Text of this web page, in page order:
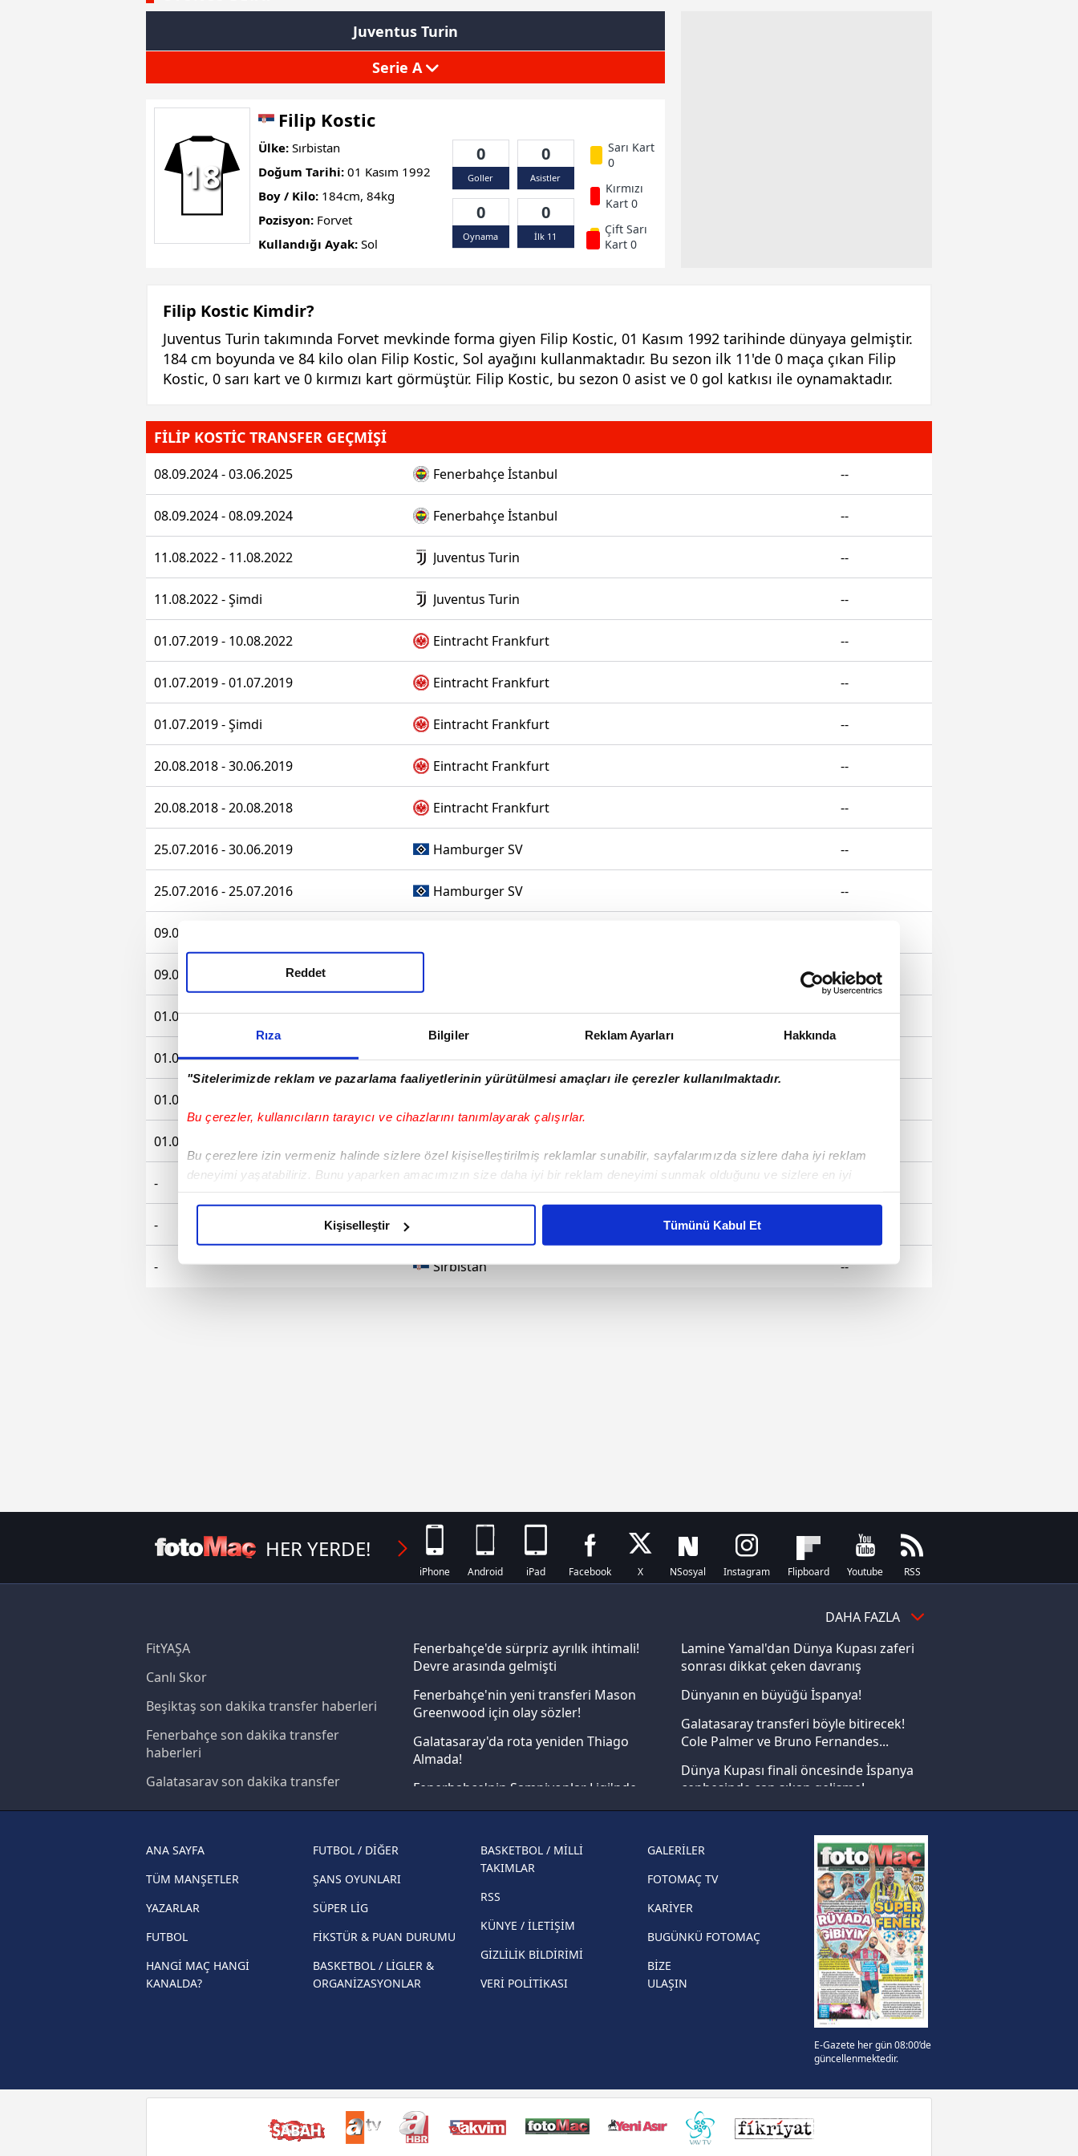
Rıza Bilgiler Reklam Ayarları Hakkında
"Sitelerimizde reklam ve pazarlama faaliyetlerinin yürütülmesi amaçları ile çerezler kullanılmaktadır.
Bu çerezler, kullanıcıların tarayıcı ve cihazlarını tanımlayarak çalışırlar.
Bu çerezlere izin vermeniz halinde sizlere özel kişiselleştirilmiş reklamlar sunabilir, sayfalarımızda sizlere daha iyi reklam
deneyimi yaşatabiliriz. Bunu yaparken amacımızın size daha iyi bir reklam deneyimi sunmak olduğunu ve sizlere en iyi
Reddet
Kişiselleştir Tümünü Kabul Et
Juventus Turin
Serie A
18
Filip Kostic
Ülke: Sırbistan
Doğum Tarihi: 01 Kasım 1992
Boy / Kilo: 184cm, 84kg
Pozisyon: Forvet
Kullandığı Ayak: Sol
0
Goller
0
Asistler
0
Oynama
0
İlk 11
Sarı Kart
0
Kırmızı
Kart 0
Çift Sarı
Kart 0
Filip Kostic Kimdir?
Juventus Turin takımında Forvet mevkinde forma giyen Filip Kostic, 01 Kasım 1992 tarihinde dünyaya gelmiştir.
184 cm boyunda ve 84 kilo olan Filip Kostic, Sol ayağını kullanmaktadır. Bu sezon ilk 11'de 0 maça çıkan Filip
Kostic, 0 sarı kart ve 0 kırmızı kart görmüştür. Filip Kostic, bu sezon 0 asist ve 0 gol katkısı ile oynamaktadır.
FİLİP KOSTİC TRANSFER GEÇMİŞİ
08.09.2024 - 03.06.2025 Fenerbahçe İstanbul --
08.09.2024 - 08.09.2024 Fenerbahçe İstanbul --
11.08.2022 - 11.08.2022 Juventus Turin --
11.08.2022 - Şimdi Juventus Turin --
01.07.2019 - 10.08.2022 Eintracht Frankfurt --
01.07.2019 - 01.07.2019 Eintracht Frankfurt --
01.07.2019 - Şimdi Eintracht Frankfurt --
20.08.2018 - 30.06.2019 Eintracht Frankfurt --
20.08.2018 - 20.08.2018 Eintracht Frankfurt --
25.07.2016 - 30.06.2019 Hamburger SV --
25.07.2016 - 25.07.2016 Hamburger SV --
09.08.2014 - 24.07.2016
09.08.2014 - 09.08.2014 --
01.07.2012 - 08.08.2014 FC Groningen --
01.07.2012 - 01.07.2012 FC Groningen --
01.07.2010 - 30.06.2012
01.07.2010 - 01.07.2010
- Sırbistan --
-
- Sırbistan --
HER YERDE!
iPhone Android iPad Facebook X NSosyal Instagram Flipboard Youtube RSS
DAHA FAZLA
FitYAŞA
Canlı Skor
Beşiktaş son dakika transfer haberleri
Fenerbahçe son dakika transfer
haberleri
Galatasaray son dakika transfer
haberleri
Trendyol Süper Lig haberleri
Ziraat Türkiye Kupası haberleri
UEFA Şampiyonlar Ligi haberleri
UEFA Avrupa Ligi haberleri
UEFA Konferans Ligi haberleri
Fenerbahçe'de sürpriz ayrılık ihtimali!
Devre arasında gelmişti
Fenerbahçe'nin yeni transferi Mason
Greenwood için olay sözler!
Galatasaray'da rota yeniden Thiago
Almada!
Fenerbahçe'nin Şampiyonlar Ligi'nde
İspanya-Arjantin finalinin ardından dış
basından gündem olan manşetler!
Beşiktaş'ın UEFA Avrupa Ligi'nde 3. Ön
Eleme Turu muhtemel rakipleri belli oldu!
Lamine Yamal'dan Dünya Kupası zaferi
sonrası dikkat çeken davranış
Dünyanın en büyüğü İspanya!
Galatasaray transferi böyle bitirecek!
Cole Palmer ve Bruno Fernandes...
Dünya Kupası finali öncesinde İspanya
cephesinde can sıkan gelişme!
2026 FIFA Dünya Kupası'nı kazanana
şampiyonluk yüzüğü verilecek
Hernan Crespo, Meksika Ligi
ekiplerinden Atlas'ın yeni teknik
ANA SAYFA
TÜM MANŞETLER
YAZARLAR
FUTBOL
HANGİ MAÇ HANGİ
KANALDA?
FUTBOL / DİĞER
ŞANS OYUNLARI
SÜPER LİG
FİKSTÜR & PUAN DURUMU
BASKETBOL / LİGLER &
ORGANİZASYONLAR
BASKETBOL / MİLLİ
TAKIMLAR
RSS
KÜNYE / İLETİŞİM
GİZLİLİK BİLDİRİMİ
VERİ POLİTİKASI
GALERİLER
FOTOMAÇ TV
KARİYER
BUGÜNKÜ FOTOMAÇ
BİZE
ULAŞIN
E-Gazete her gün 08:00’de
güncellenmektedir.